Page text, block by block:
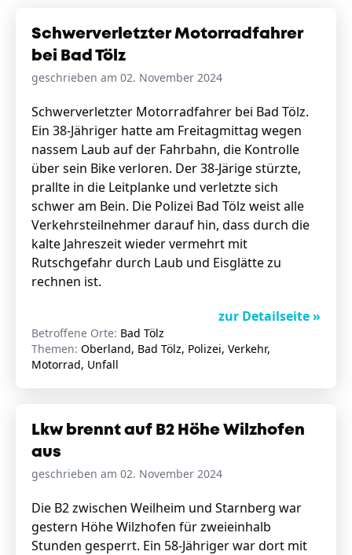
Stellenangebote
Unternehmen
Das geheime Geräusch
Wandern
Fotobox
Amphibienschutz
Team
Programm
Service
Podcast
Newsletter
Handwerker
Schwerverletzter Motorradfahrer
bei Bad Tölz
geschrieben am 02. November 2024
Schwerverletzter Motorradfahrer bei Bad Tölz.
Ein 38-Jähriger hatte am Freitagmittag wegen
nassem Laub auf der Fahrbahn, die Kontrolle
über sein Bike verloren. Der 38-Järige stürzte,
prallte in die Leitplanke und verletzte sich
schwer am Bein. Die Polizei Bad Tölz weist alle
Verkehrsteilnehmer darauf hin, dass durch die
kalte Jahreszeit wieder vermehrt mit
Rutschgefahr durch Laub und Eisglätte zu
rechnen ist.
zur Detailseite »
Betroffene Orte: Bad Tölz
Themen: Oberland, Bad Tölz, Polizei, Verkehr,
Motorrad, Unfall
Lkw brennt auf B2 Höhe Wilzhofen
aus
geschrieben am 02. November 2024
Die B2 zwischen Weilheim und Starnberg war
gestern Höhe Wilzhofen für zweieinhalb
Stunden gesperrt. Ein 58-Jähriger war dort mit